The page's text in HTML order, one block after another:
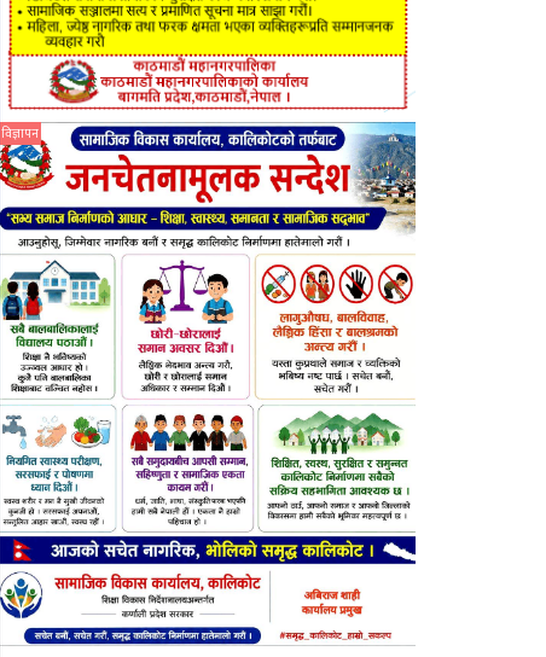
विज्ञापन